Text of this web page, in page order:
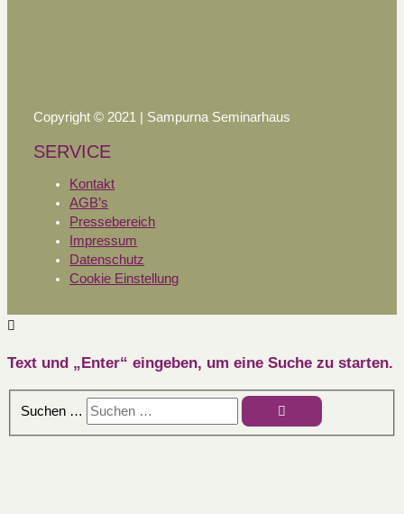
Copyright © 2021 | Sampurna Seminarhaus
SERVICE
Kontakt
AGB’s
Pressebereich
Impressum
Datenschutz
Cookie Einstellung
Text und „Enter“ eingeben, um eine Suche zu starten.
Suchen …